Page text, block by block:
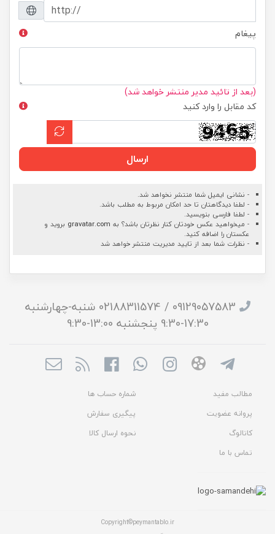
پیغام
(بعد از تائید مدیر منتشر خواهد شد)
کد مقابل را وارد کنید
ارسال
- نشانی ایمیل شما منتشر نخواهد شد.
- لطفا دیدگاهتان تا حد امکان مربوط به مطلب باشد.
- لطفا فارسی بنویسید.
- میخواهید عکس خودتان کنار نظرتان باشد؟ به gravatar.com بروید و
عکستان را اضافه کنید.
- نظرات شما بعد از تایید مدیریت منتشر خواهد شد
09129057583 / 02188311574 شنبه-چهارشنبه
17:30-9:30 پنجشنبه 13:00-9:30
مطالب مفید
شماره حساب ها
پروانه عضویت
پیگیری سفارش
کاتالوگ
نحوه ارسال کالا
تماس با ما
Copyright©peymantablo.ir